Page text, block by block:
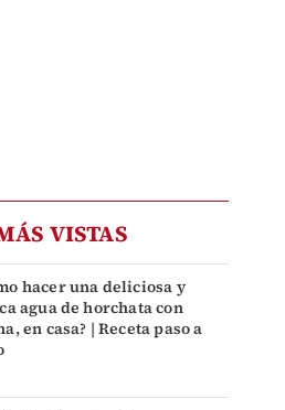
VISTAS
hacer una deliciosa y
agua de horchata con
en casa? | Receta paso a